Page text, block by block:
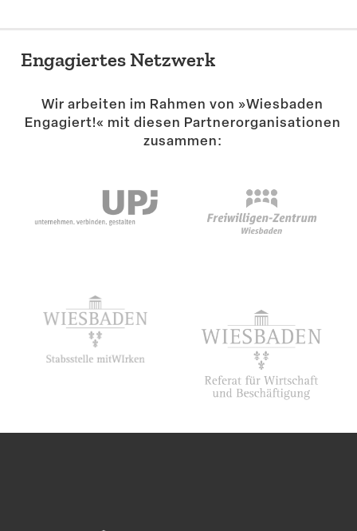
Engagiertes Netzwerk
Wir arbeiten im Rahmen von »Wiesbaden
Engagiert!« mit diesen Partner­or­ga­ni­sa­tionen
zusammen: